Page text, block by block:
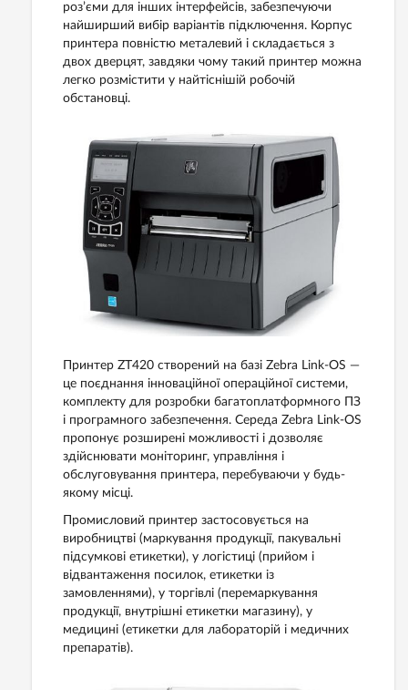
роз’єми для інших інтерфейсів, забезпечуючи
найширший вибір варіантів підключення. Корпус
принтера повністю металевий і складається з
двох дверцят, завдяки чому такий принтер можна
легко розмістити у найтіснішій робочій
обстановці.
Принтер ZT420 створений на базі Zebra Link-OS —
це поєднання інноваційної операційної системи,
комплекту для розробки багатоплатформного ПЗ
і програмного забезпечення. Середа Zebra Link-OS
пропонує розширені можливості і дозволяє
здійснювати моніторинг, управління і
обслуговування принтера, перебуваючи у будь-
якому місці.
Промисловий принтер застосовується на
виробництві (маркування продукції, пакувальні
підсумкові етикетки), у логістиці (прийом і
відвантаження посилок, етикетки із
замовленнями), у торгівлі (перемаркування
продукції, внутрішні етикетки магазину), у
медицині (етикетки для лабораторій і медичних
препаратів).